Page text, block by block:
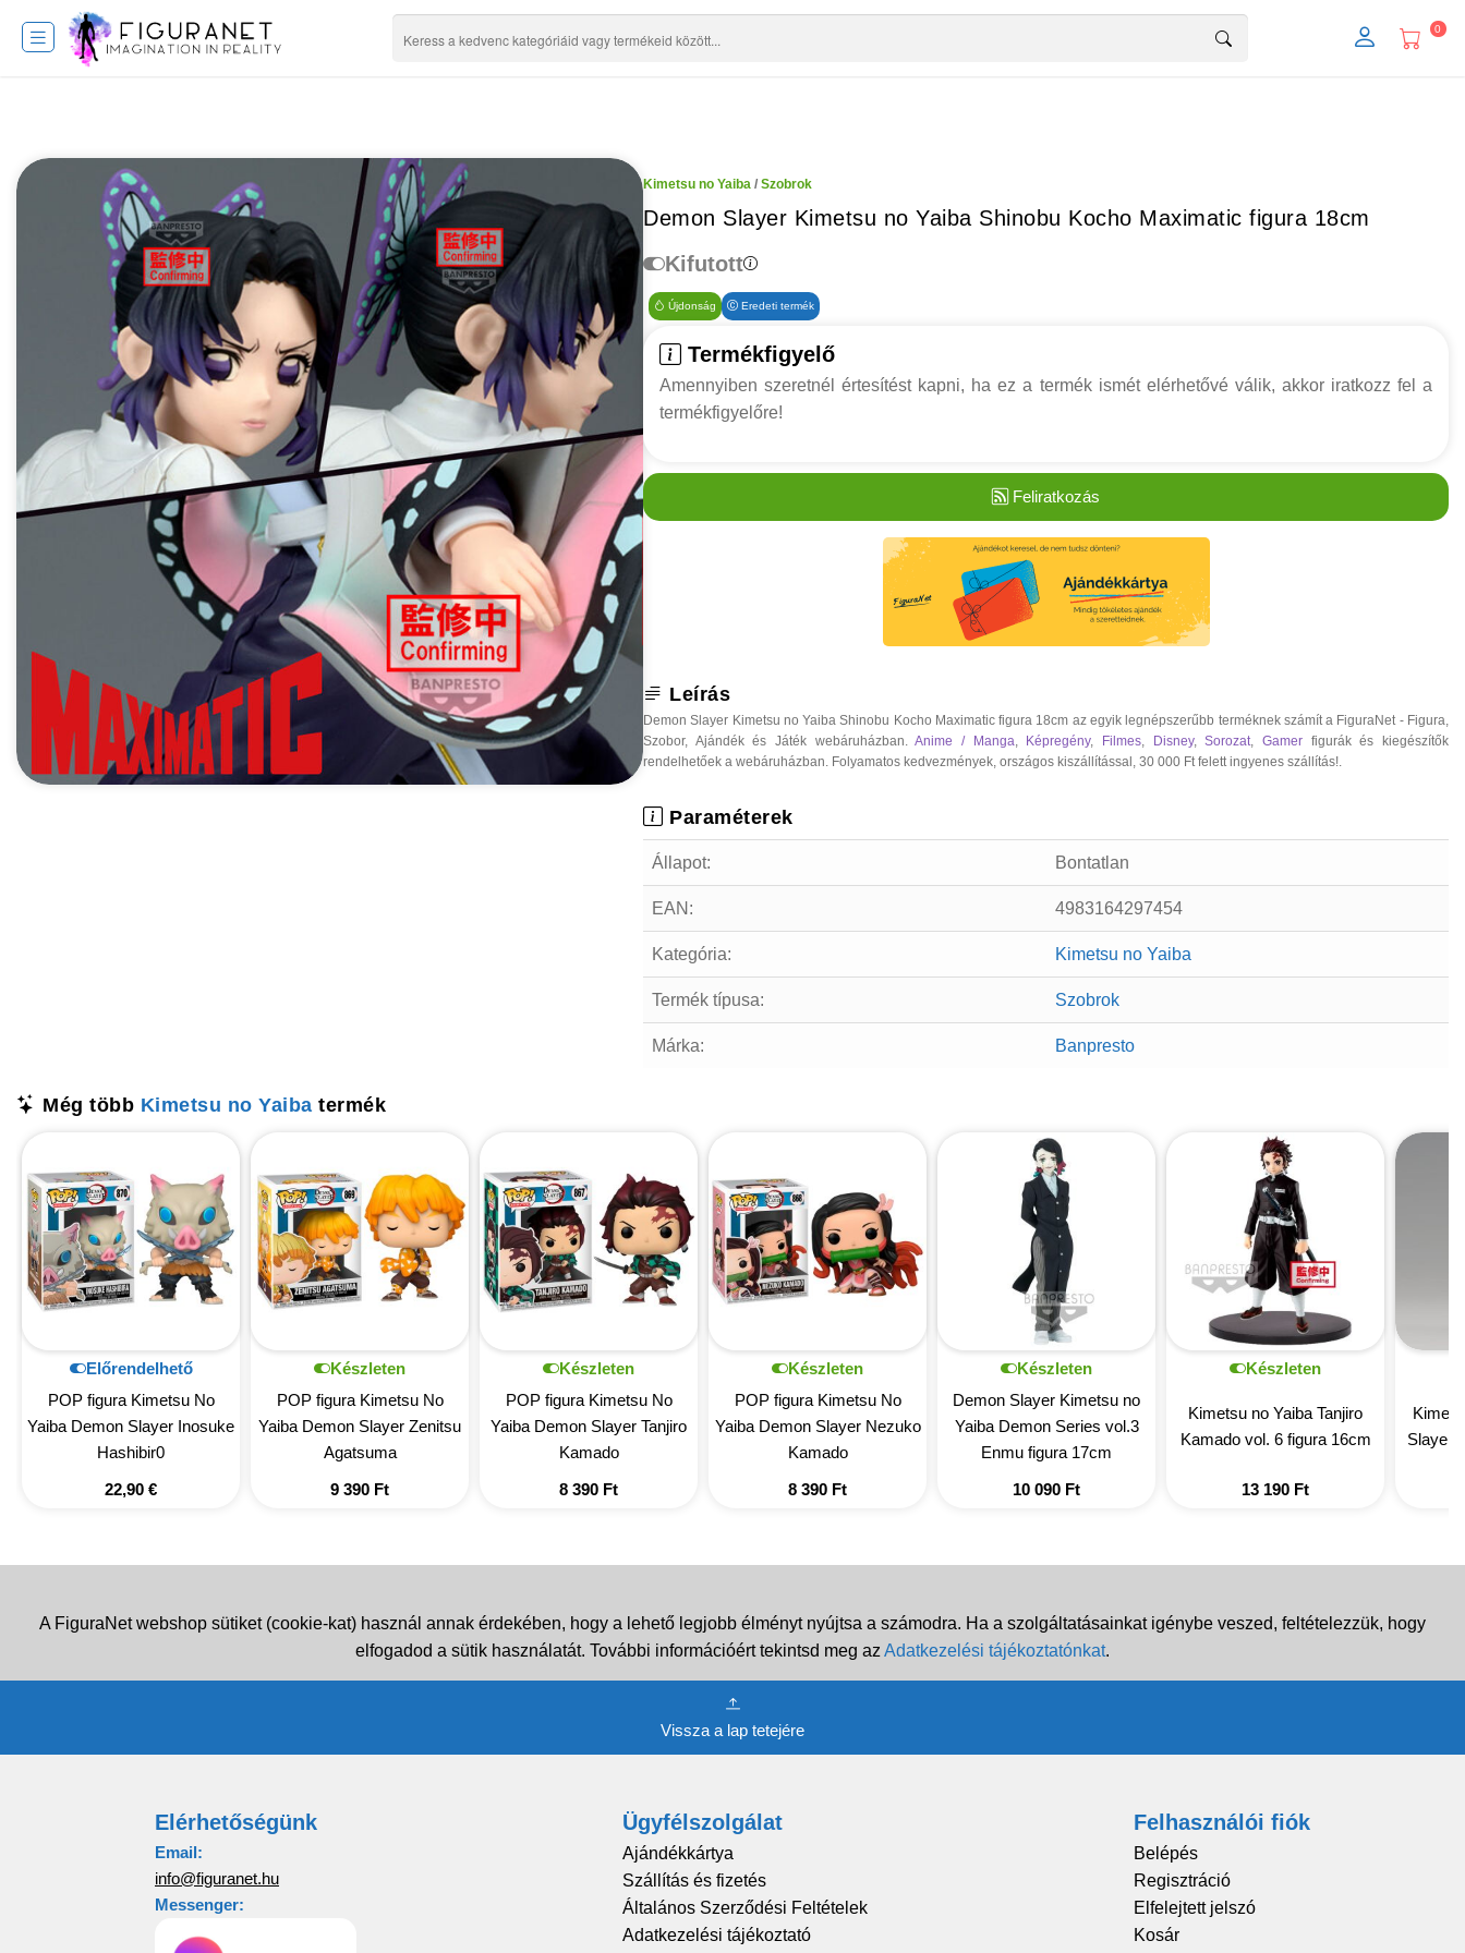
0
Kimetsu no Yaiba / Szobrok
Demon Slayer Kimetsu no Yaiba Shinobu Kocho Maximatic figura 18cm
Kifutott
Újdonság Eredeti termék
Termékfigyelő
Amennyiben szeretnél értesítést kapni, ha ez a termék ismét elérhetővé válik, akkor iratkozz fel a
termékfigyelőre!
Feliratkozás
Leírás
Demon Slayer Kimetsu no Yaiba Shinobu Kocho Maximatic figura 18cm az egyik legnépszerűbb terméknek számít a FiguraNet - Figura,
Szobor, Ajándék és Játék webáruházban.Anime / Manga Képregény, Filmes Disney,Sorozat ,Gamer figurák és kiegészítők
rendelhetőek a webáruházban. Folyamatos kedvezmények, országos kiszállítással, 30 000 Ft felett ingyenes szállítás!.
Paraméterek
Állapot: Bontatlan
EAN: 4983164297454
Kategória: Kimetsu no Yaiba
Termék típusa: Szobrok
Márka: Banpresto
Még több Kimetsu no Yaiba termék
Előrendelhető
POP figura Kimetsu No
Yaiba Demon Slayer Inosuke
Hashibir0
22,90 €
Készleten
POP figura Kimetsu No
Yaiba Demon Slayer Zenitsu
Agatsuma
9 390 Ft
Készleten
POP figura Kimetsu No
Yaiba Demon Slayer Tanjiro
Kamado
8 390 Ft
Készleten
POP figura Kimetsu No
Yaiba Demon Slayer Nezuko
Kamado
8 390 Ft
Készleten
Demon Slayer Kimetsu no
Yaiba Demon Series vol.3
Enmu figura 17cm
10 090 Ft
Készleten
Kimetsu no Yaiba Tanjiro
Kamado vol. 6 figura 16cm
13 190 Ft
Slayer
A FiguraNet webshop sütiket (cookie-kat) használ annak érdekében, hogy a lehető legjobb élményt nyújtsa a számodra. Ha a szolgáltatásainkat igénybe veszed, feltételezzük, hogy
elfogadod a sütik használatát. További információért tekintsd meg az Adatkezelési tájékoztatónkat.
Vissza a lap tetejére
Elérhetőségünk
Email:
info@figuranet.hu
Messenger:
Ügyfélszolgálat
Ajándékkártya
Szállítás és fizetés
Általános Szerződési Feltételek
Adatkezelési tájékoztató
Felhasználói fiók
Belépés
Regisztráció
Elfelejtett jelszó
Kosár